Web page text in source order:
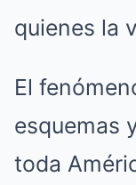
quienes la
El
esquemas
toda